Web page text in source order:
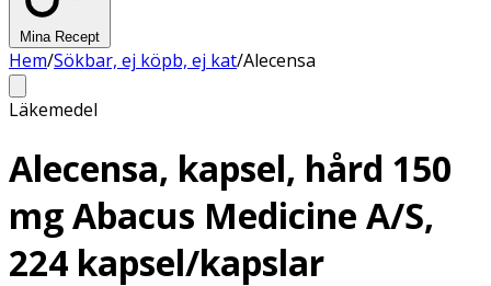
Mina Recept
Hem/Sökbar, ej köpb, ej kat/Alecensa
Läkemedel
Alecensa, kapsel, hård 150
mg Abacus Medicine A/S,
224 kapsel/kapslar